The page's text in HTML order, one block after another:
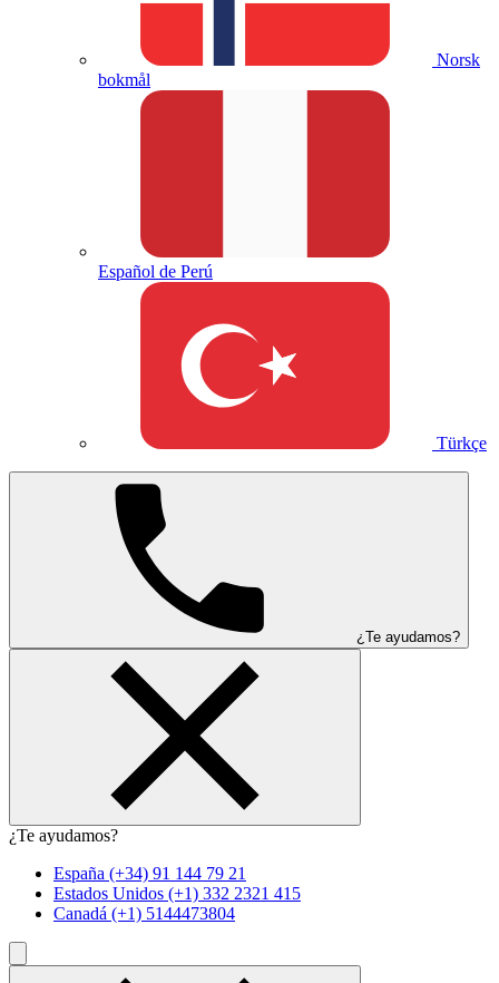
Norsk
bokmål
Español de Perú
Türkçe
¿Te ayudamos?
¿Te ayudamos?
España (+34) 91 144 79 21
Estados Unidos (+1) 332 2321 415
Canadá (+1) 5144473804